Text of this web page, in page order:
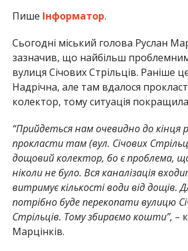
Пише Інформатор.
Сьогодні міський голова Руслан
зазначив, що найбільш
вулиця Січових Стрільців. Раніше
Надрічна, але там вдалося
колектор, тому ситуація
“Прийдеться нам очевидно до кінця
прокласти там (вул. Січових
дощовий колектор, бо є проблема,
ніколи не було. Вся каналізація
витримує кількості води від дощів.
потрібно буде перекопати вулицю
Стрільців. Тому збираємо кошти”, –
Марцінків.